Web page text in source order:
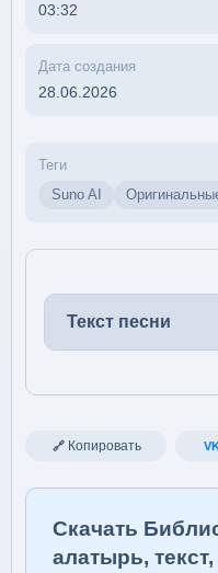
03:32
Дата создания
28.06.2026
Теги
Suno AI
Текст песни
🔗 Копировать
Скачать
алатырь,